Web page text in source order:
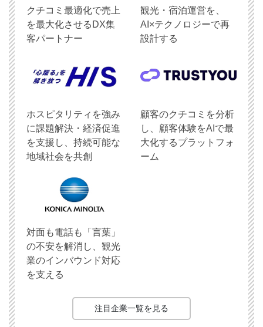
クチコミ最適化で売上
を最大化させるDX集
客パートナー
観光・宿泊運営を、
AI×テクノロジーで再
設計する
ホスピタリティを強み
に課題解決・経済促進
を支援し、持続可能な
地域社会を共創
顧客のクチコミを分析
し、顧客体験をAIで最
大化するプラットフォ
ーム
対面も電話も「言葉」
の不安を解消し、観光
業のインバウンド対応
を支える
注目企業一覧を見る